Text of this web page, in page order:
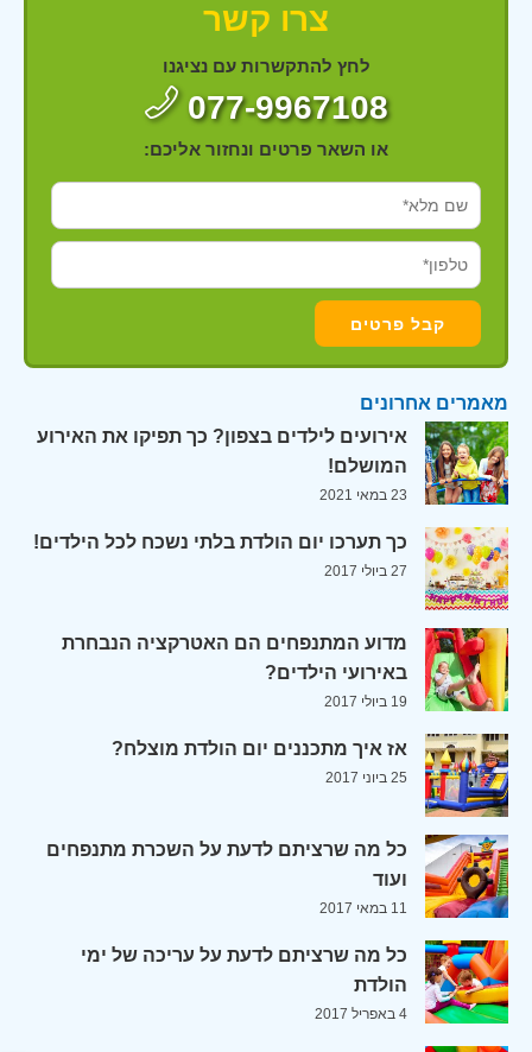
צרו קשר
לחץ להתקשרות עם נציגנו
077-9967108
או השאר פרטים ונחזור אליכם:
מאמרים אחרונים
אירועים לילדים בצפון? כך תפיקו את האירוע
המושלם!
23 במאי 2021
כך תערכו יום הולדת בלתי נשכח לכל הילדים!
27 ביולי 2017
מדוע המתנפחים הם האטרקציה הנבחרת
באירועי הילדים?
19 ביולי 2017
אז איך מתכננים יום הולדת מוצלח?
25 ביוני 2017
כל מה שרציתם לדעת על השכרת מתנפחים
ועוד
11 במאי 2017
כל מה שרציתם לדעת על עריכה של ימי
הולדת
4 באפריל 2017